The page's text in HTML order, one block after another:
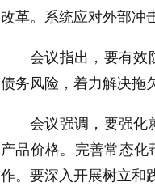
改革。系统应对外部冲
会议指出，要有效
债务风险，着力解决拖
会议强调，要强化
产品价格。完善常态
作。要深入开展树立和